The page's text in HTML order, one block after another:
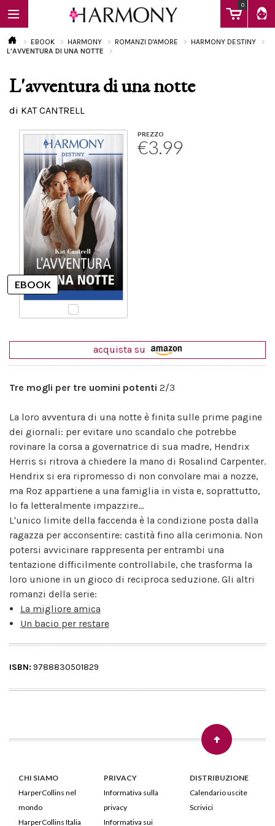
0
EBOOK
Calendario
EBOOK HARMONY ROMANZI D'AMORE
HARMONY DESTINY
L'AVVENTURA DI UNA NOTTE
L'avventura di una notte
di KAT CANTRELL
PREZZO
€3.99
acquista su
Tre mogli per tre uomini potenti 2/3
La loro avventura di una notte è finita sulle prime pagine
dei giornali: per evitare uno scandalo che potrebbe
rovinare la corsa a governatrice di sua madre, Hendrix
Herris si ritrova a chiedere la mano di Rosalind Carpenter.
Hendrix si era ripromesso di non convolare mai a nozze,
ma Roz appartiene a una famiglia in vista e, soprattutto,
lo fa letteralmente impazzire...
L'unico limite della faccenda è la condizione posta dalla
ragazza per acconsentire: castità fino alla cerimonia. Non
potersi avvicinare rappresenta per entrambi una
tentazione difficilmente controllabile, che trasforma la
loro unione in un gioco di reciproca seduzione. Gli altri
romanzi della serie:
La migliore amica
Un bacio per restare
ISBN: 9788830501829
CHI SIAMO
HarperCollins nel
mondo
HarperCollins Italia
PRIVACY
Informativa sulla
privacy
Informativa sui
DISTRIBUZIONE
Calendario uscite
Scrivici